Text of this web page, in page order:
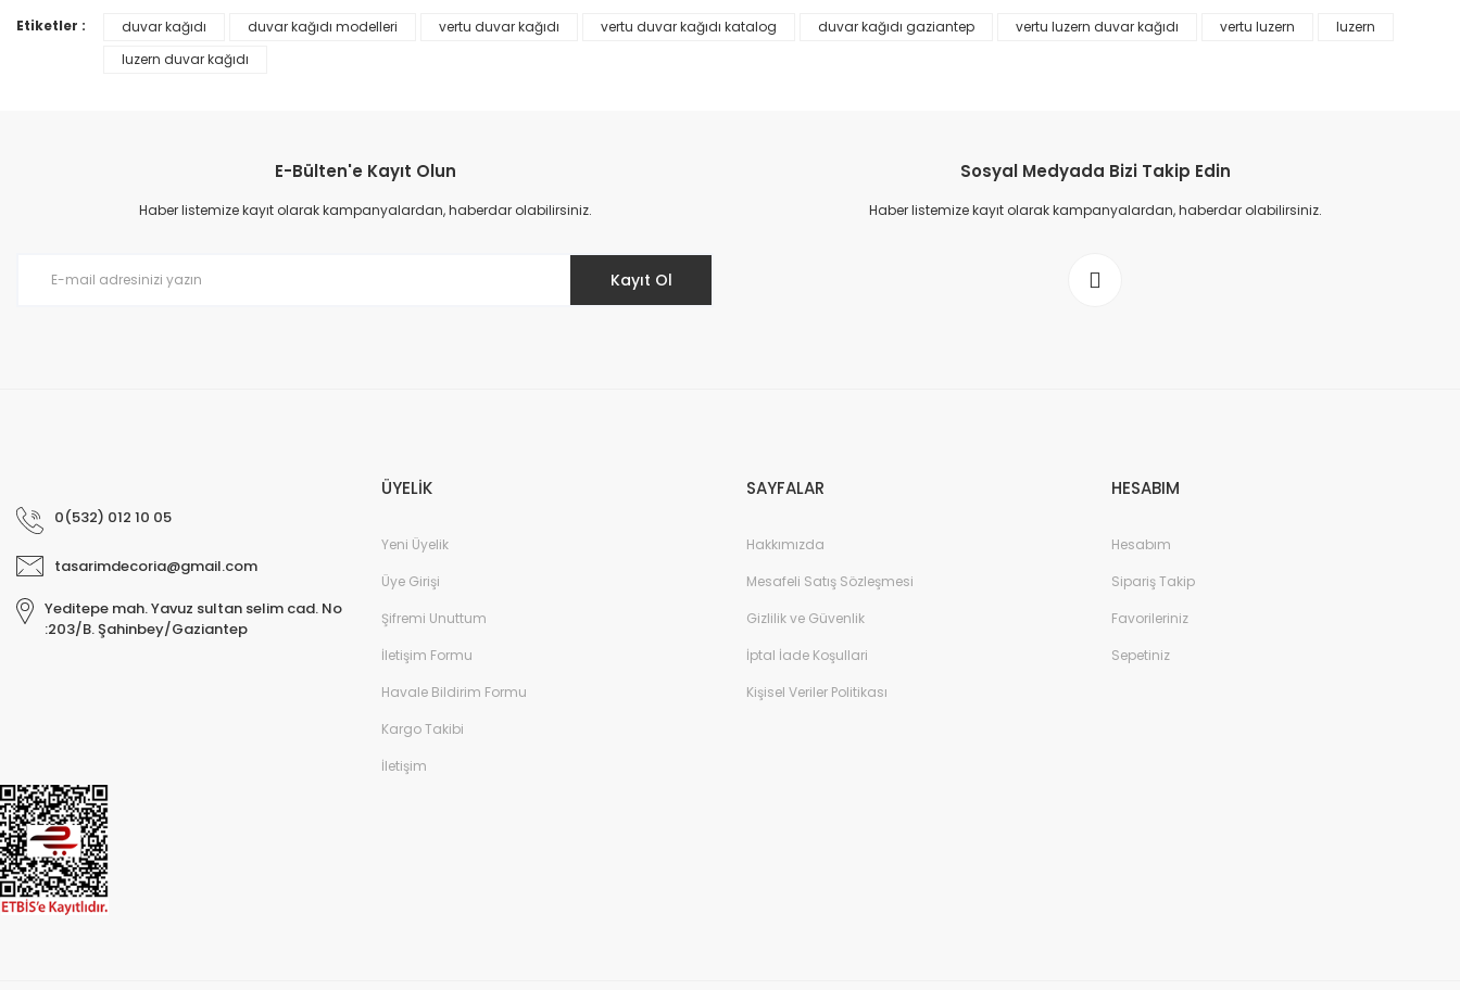
Ürün bilgilerinde hatalar bulunuyor.
Prime ArtDECO Duvar Kağıdı Tutkalı 500 gr
Etiketler : duvar kağıdı duvar kağıdı modelleri vertu duvar kağıdı vertu duvar kağıdı katalog duvar kağıdı gaziantep vertu luzern duvar kağıdı vertu luzern
luzern
luzern duvar kağıdı
E-Bülten'e Kayıt Olun
Haber listemize kayıt olarak kampanyalardan, haberdar olabilirsiniz.
Kayıt Ol
Sosyal Medyada Bizi Takip Edin
Haber listemize kayıt olarak kampanyalardan, haberdar olabilirsiniz.
0(532) 012 10 05
tasarimdecoria@gmail.com
Yeditepe mah. Yavuz sultan selim cad. No
:203/B. Şahinbey/Gaziantep
ÜYELİK
Yeni Üyelik
Üye Girişi
Şifremi Unuttum
İletişim Formu
Havale Bildirim Formu
Kargo Takibi
İletişim
SAYFALAR
Hakkımızda
Mesafeli Satış Sözleşmesi
Gizlilik ve Güvenlik
İptal İade Koşullari
Kişisel Veriler Politikası
HESABIM
Hesabım
Sipariş Takip
Favorileriniz
Sepetiniz